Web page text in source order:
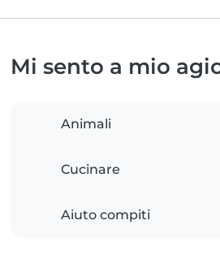
Mi sento a mio
Animali
Cucinare
Aiuto compiti